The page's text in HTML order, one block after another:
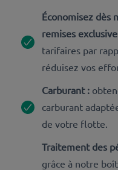
Économisez dès
remises
tarifaires par
réduisez vos
Carburant :
carburant
de votre flotte.
Traitement des
grâce à notre